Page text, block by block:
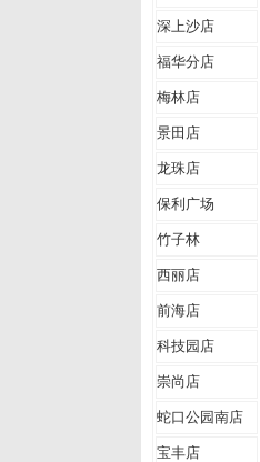
深上沙店
福华分店
梅林店
景田店
龙珠店
保利广场
竹子林
西丽店
前海店
科技园店
崇尚店
蛇口公园南店
宝丰店